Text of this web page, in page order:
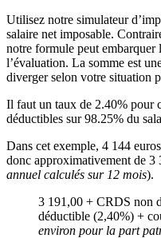
Utilisez notre simulateur
salaire net imposable.
notre formule peut embarquer
l’évaluation. La somme est
diverger selon votre situation
Il faut un taux de 2.40% pour
déductibles sur 98.25% du
Dans cet exemple, 4 144
donc approximativement de 3
annuel calculés sur 12 mois).
3 191,00 + CRDS non
déductible (2,40%) +
environ pour la part